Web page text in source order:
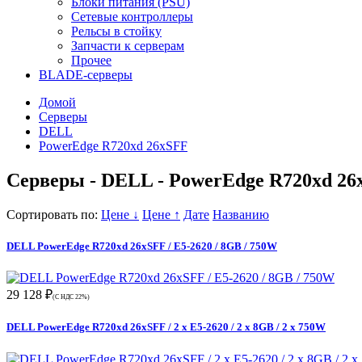
Сетевые контроллеры
Рельсы в стойку
Запчасти к серверам
Прочее
BLADE-серверы
Домой
Серверы
DELL
PowerEdge R720xd 26xSFF
Серверы - DELL - PowerEdge R720xd
Сортировать по: Цене ↓ Цене ↑ Дате Названию
DELL PowerEdge R720xd 26xSFF / E5-2620 / 8GB / 750W
29 128 ₽(С НДС 22%)
DELL PowerEdge R720xd 26xSFF / 2 x E5-2620 / 2 x 8GB / 2 x 750W